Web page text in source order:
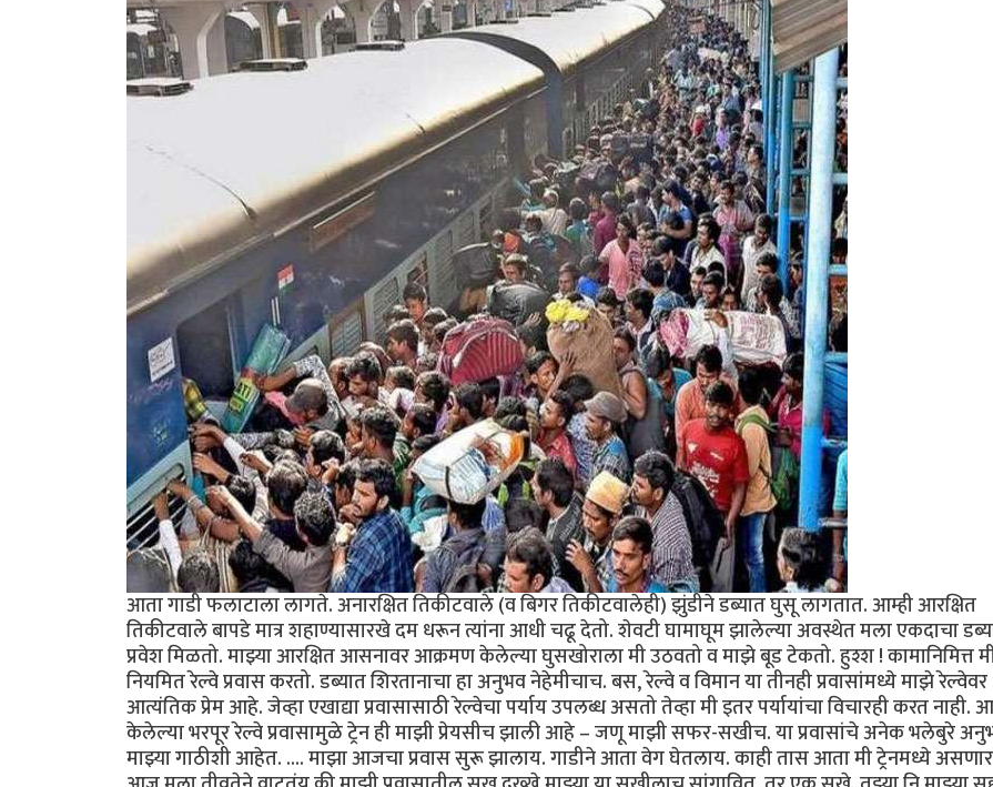
आता गाडी फलाटाला लागते. अनारक्षित तिकीटवाले (व बिगर तिकीटवालेही) झुंडीने डब्यात घुसू लागतात. आम्ही आरक्षित
तिकीटवाले बापडे मात्र शहाण्यासारखे दम धरून त्यांना आधी चढू देतो. शेवटी घामाघूम झालेल्या अवस्थेत मला एकदाचा
प्रवेश मिळतो. माझ्या आरक्षित आसनावर आक्रमण केलेल्या घुसखोराला मी उठवतो व माझे बूड टेकतो. हुश्श ! कामानिमित्त
नियमित रेल्वे प्रवास करतो. डब्यात शिरतानाचा हा अनुभव नेहेमीचाच. बस, रेल्वे व विमान या तीनही प्रवासांमध्ये माझे रेल्वेवर
आत्यंतिक प्रेम आहे. जेव्हा एखाद्या प्रवासासाठी रेल्वेचा पर्याय उपलब्ध असतो तेव्हा मी इतर पर्यायांचा विचारही करत नाही.
केलेल्या भरपूर रेल्वे प्रवासामुळे ट्रेन ही माझी प्रेयसीच झाली आहे – जणू माझी सफर-सखीच. या प्रवासांचे अनेक भलेबुरे
माझ्या गाठीशी आहेत. .... माझा आजचा प्रवास सुरू झालाय. गाडीने आता वेग घेतलाय. काही तास आता मी ट्रेनमध्ये